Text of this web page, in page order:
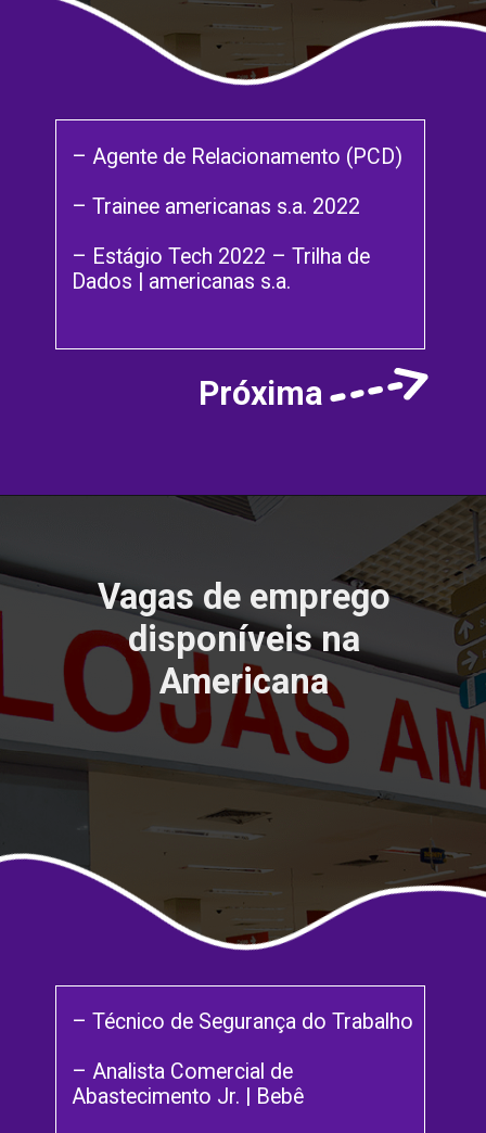
– Agente de Relacionamento (PCD)
– Trainee americanas s.a. 2022
– Estágio Tech 2022 – Trilha de
Dados | americanas s.a.
Próxima
– Técnico de Segurança do Trabalho
– Analista Comercial de
Abastecimento Jr. | Bebê
Vagas de emprego
disponíveis na
Americana